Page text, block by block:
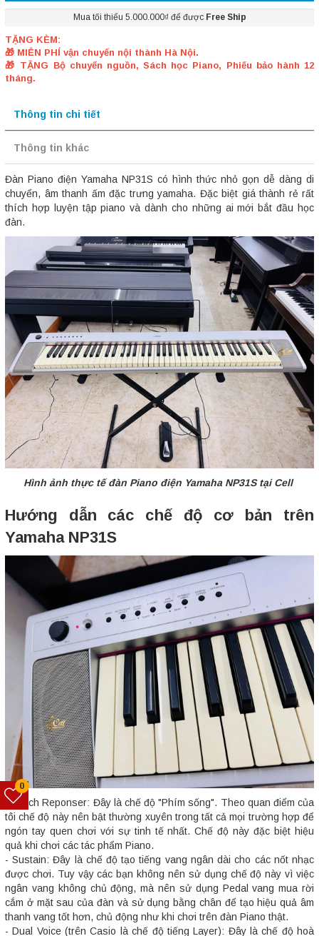
Mua tối thiểu 5.000.000₫ để được Free Ship
TẶNG KÈM:
🎁 MIỄN PHÍ vận chuyển nội thành Hà Nội.
🎁 TẶNG Bộ chuyển nguồn, Sách học Piano, Phiếu bảo hành 12
tháng.
Thông tin chi tiết
Thông tin khác
Đàn Piano điện Yamaha NP31S có hình thức nhỏ gọn dễ dàng di
chuyển, âm thanh ấm đặc trưng yamaha. Đặc biệt giá thành rẻ rất
thích hợp luyện tập piano và dành cho những ai mới bắt đầu học
đàn.
Hình ảnh thực tế đàn Piano điện Yamaha NP31S tại Cell
Hướng dẫn các chế độ cơ bản trên
Yamaha NP31S
- Touch Reponser: Đây là chế độ "Phím sống". Theo quan điểm của
tôi chế độ này nên bật thường xuyên trong tất cả mọi trường hợp để
ngón tay quen chơi với sự tinh tế nhất. Chế độ này đặc biệt hiệu
quả khi chơi các tác phẩm Piano.
- Sustain: Đây là chế độ tạo tiếng vang ngân dài cho các nốt nhạc
được chơi. Tuy vậy các bạn không nên sử dụng chế độ này vì việc
ngân vang không chủ động, mà nên sử dụng Pedal vang mua rời
cắm ở mặt sau của đàn và sử dụng bằng chân để tạo hiệu quả âm
thanh vang tốt hơn, chủ động như khi chơi trên đàn Piano thật.
- Dual Voice (trên Casio là chế độ tiếng Layer): Đây là chế độ hoà
0